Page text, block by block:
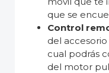
que se
Control
del
cual podrás
del motor